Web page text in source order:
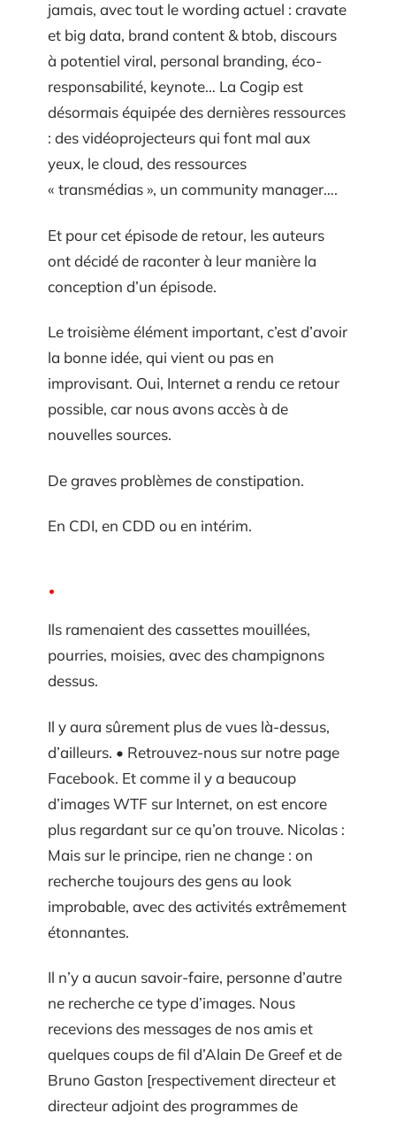
jamais, avec tout le wording actuel : cravate
et big data, brand content & btob, discours
à potentiel viral, personal branding, éco-
responsabilité, keynote… La Cogip est
désormais équipée des dernières ressources
: des vidéoprojecteurs qui font mal aux
yeux, le cloud, des ressources
« transmédias », un community manager….
Et pour cet épisode de retour, les auteurs
ont décidé de raconter à leur manière la
conception d’un épisode.
Le troisième élément important, c’est d’avoir
la bonne idée, qui vient ou pas en
improvisant. Oui, Internet a rendu ce retour
possible, car nous avons accès à de
nouvelles sources.
De graves problèmes de constipation.
En CDI, en CDD ou en intérim.
Ils ramenaient des cassettes mouillées,
pourries, moisies, avec des champignons
dessus.
Il y aura sûrement plus de vues là-dessus,
d’ailleurs. • Retrouvez-nous sur notre page
Facebook. Et comme il y a beaucoup
d’images WTF sur Internet, on est encore
plus regardant sur ce qu’on trouve. Nicolas :
Mais sur le principe, rien ne change : on
recherche toujours des gens au look
improbable, avec des activités extrêmement
étonnantes.
Il n’y a aucun savoir-faire, personne d’autre
ne recherche ce type d’images. Nous
recevions des messages de nos amis et
quelques coups de fil d’Alain De Greef et de
Bruno Gaston [respectivement directeur et
directeur adjoint des programmes de